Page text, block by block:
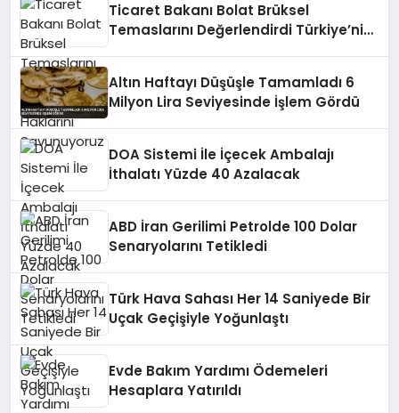
Ticaret Bakanı Bolat Brüksel
Temaslarını Değerlendirdi Türkiye’nin
Altın Haftayı Düşüşle Tamamladı 6
Milyon Lira Seviyesinde İşlem Gördü
DOA Sistemi İle İçecek Ambalajı
İthalatı Yüzde 40 Azalacak
ABD İran Gerilimi Petrolde 100 Dolar
Senaryolarını Tetikledi
Türk Hava Sahası Her 14 Saniyede Bir
Uçak Geçişiyle Yoğunlaştı
Evde Bakım Yardımı Ödemeleri
Hesaplara Yatırıldı